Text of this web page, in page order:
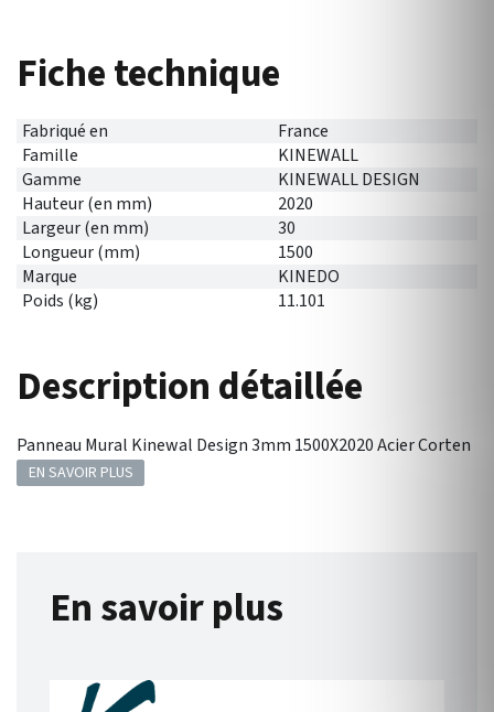
Fiche technique
Fabriqué en
France
Famille
KINEWALL
Gamme
KINEWALL DESIGN
Hauteur (en mm)
2020
Largeur (en mm)
30
Longueur (mm)
1500
Marque
KINEDO
Poids (kg)
11.101
Description détaillée
Panneau Mural Kinewal Design 3mm 1500X2020 Acier Corten
EN SAVOIR PLUS
En savoir plus